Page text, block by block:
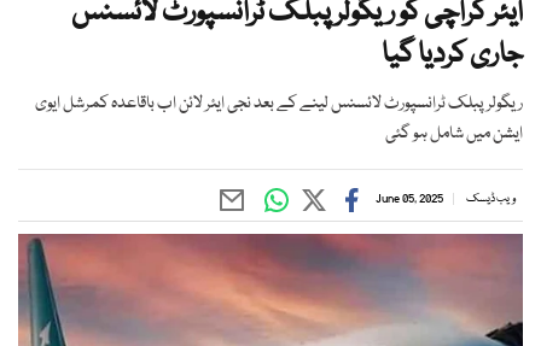
ایئر کراچی کو ریگولر پبلک ٹرانسپورٹ لائسنس
جاری کردیا گیا
ریگولر پبلک ٹرانسپورٹ لائسنس لینے کے بعد نجی ایئر لائن اب باقاعدہ کمرشل ایوی
ایشن میں شامل ہو گئی
ویب ڈیسک June 05, 2025